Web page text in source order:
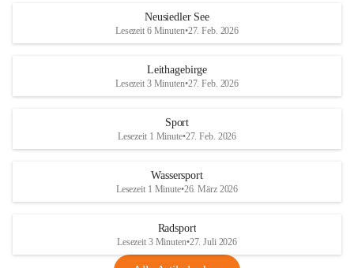
S
und den daraus folgenden wirtschaftlichen
Maßnahmen zur Bekämpfung
Rebe und der Amerikanischen
Anhang VBl. EU Nr. 18
1 Seite•1,4 MB
VBl. EU Nr. 18_2026
r
S
Neusiedler See
Lesezeit 6 Minuten•27. Feb. 2026
Leithagebirge
Lesezeit 3 Minuten•27. Feb. 2026
Sport
Lesezeit 1 Minute•27. Feb. 2026
Wassersport
Lesezeit 1 Minute•26. März 2026
Radsport
Lesezeit 3 Minuten•27. Juli 2026